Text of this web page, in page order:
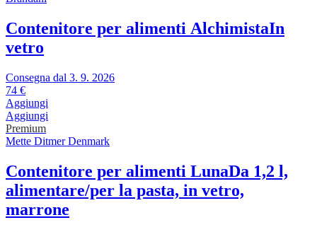
Contenitore per alimenti AlchimistaIn
vetro
Consegna dal 3. 9. 2026
74 €
Aggiungi
Aggiungi
Premium
Mette Ditmer Denmark
Contenitore per alimenti LunaDa 1,2 l,
alimentare/per la pasta, in vetro,
marrone